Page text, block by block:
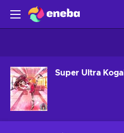
Super Ultra Kogal